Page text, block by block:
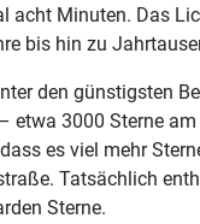
acht Minuten. Das
bis hin zu
den günstigsten
etwa 3000 Sterne
es viel mehr
Tatsächlich
Sterne.